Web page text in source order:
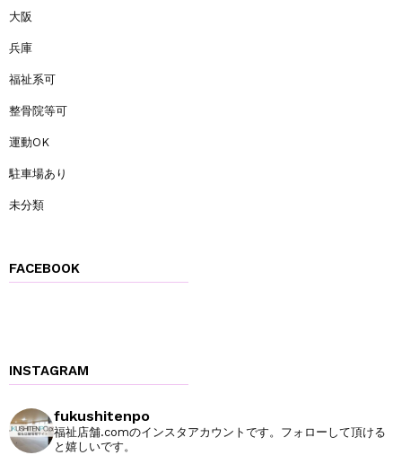
大阪
兵庫
福祉系可
整骨院等可
運動OK
駐車場あり
未分類
FACEBOOK
INSTAGRAM
fukushitenpo
福祉店舗.comのインスタアカウントです。フォローして頂ける
と嬉しいです。